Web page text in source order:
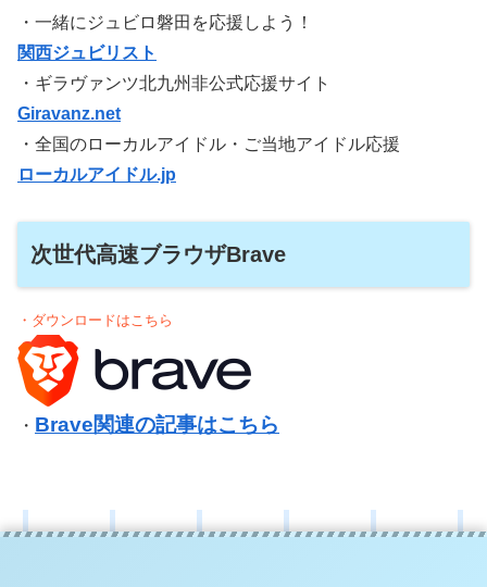
・一緒にジュビロ磐田を応援しよう！
関西ジュビリスト
・ギラヴァンツ北九州非公式応援サイト
Giravanz.net
・全国のローカルアイドル・ご当地アイドル応援
ローカルアイドル.jp
次世代高速ブラウザBrave
・ダウンロードはこちら
・ Brave関連の記事はこちら